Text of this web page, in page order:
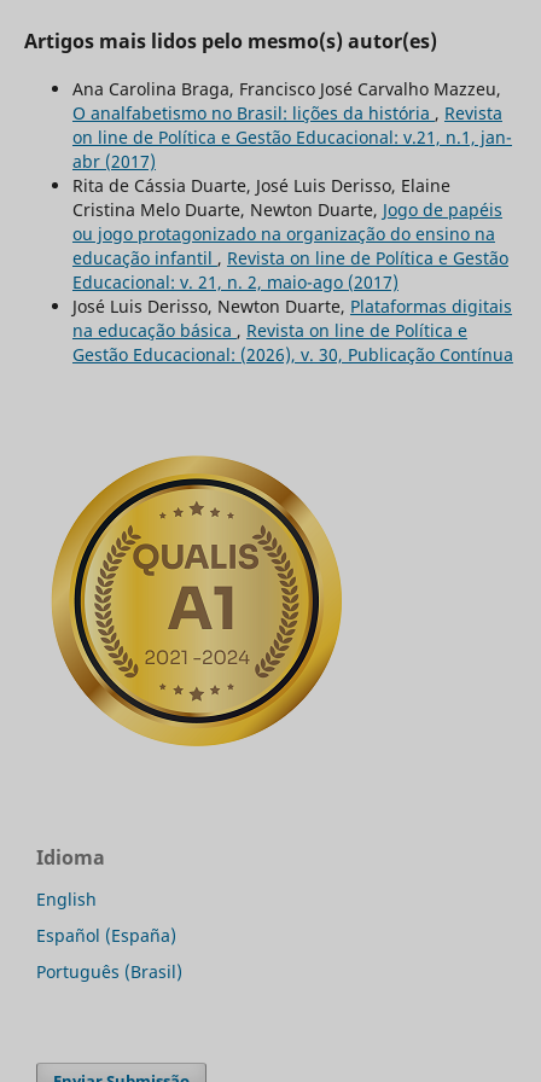
Artigos mais lidos pelo mesmo(s) autor(es)
Ana Carolina Braga, Francisco José Carvalho Mazzeu,
O analfabetismo no Brasil: lições da história , Revista
on line de Política e Gestão Educacional: v.21, n.1, jan-
abr (2017)
Rita de Cássia Duarte, José Luis Derisso, Elaine
Cristina Melo Duarte, Newton Duarte, Jogo de papéis
ou jogo protagonizado na organização do ensino na
educação infantil , Revista on line de Política e Gestão
Educacional: v. 21, n. 2, maio-ago (2017)
José Luis Derisso, Newton Duarte, Plataformas digitais
na educação básica , Revista on line de Política e
Gestão Educacional: (2026), v. 30, Publicação Contínua
Idioma
English
Español (España)
Português (Brasil)